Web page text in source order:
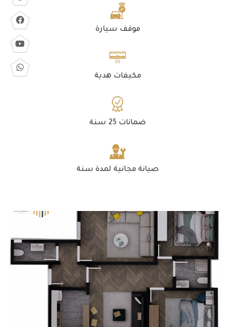
موقف سيارة
مكيفات هدية
ضمانات 25 سنة
صيانة مجانية لمدة سنة